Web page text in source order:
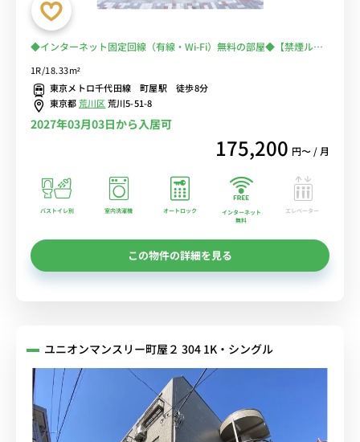
◆インターネット固定回線（有線・Wi-Fi）無料の部屋◆【禁煙ルー
バス･トイレ別/デスク＆チェア付きでテレワークにも便利
1R/18.33m²
東京メトロ千代田線 町屋駅 徒歩8分
東京都荒川区荒川5-51-8
2027年03月03日から入居可
175,200 円〜 / 月
バストイレ別 室内洗濯機 オートロック
インターネット
無料
エレベーター
この物件の詳細を見る
ユニオンマンスリー町屋２ 304 1K・シングル